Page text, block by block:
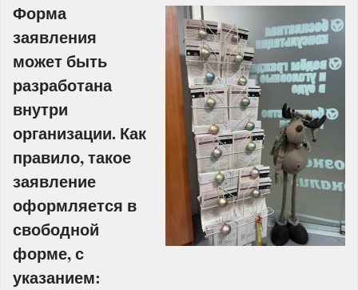
Форма
заявления
может быть
разработана
внутри
организации. Как
правило, такое
заявление
оформляется в
свободной
форме, с
указанием: